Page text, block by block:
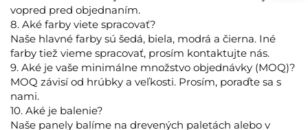
vopred pred objednaním.
8. Aké farby viete spracovať?
Naše hlavné farby sú šedá, biela, modrá a čierna. Iné
farby tiež vieme spracovať, prosím kontaktujte nás.
9. Aké je vaše minimálne množstvo objednávky (MOQ)?
MOQ závisí od hrúbky a veľkosti. Prosím, poraďte sa s
nami.
10. Aké je balenie?
Naše panely balíme na drevených paletách alebo v